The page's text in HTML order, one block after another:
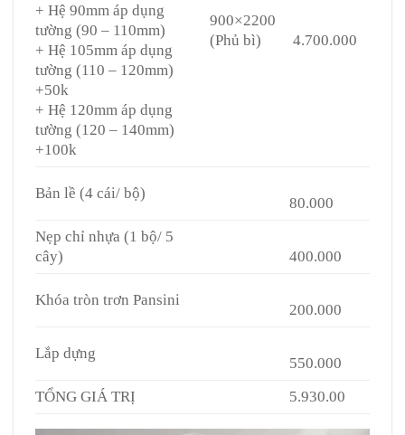
+ Hệ 90mm áp dụng
tường (90 – 110mm)
+ Hệ 105mm áp dụng
tường (110 – 120mm)
+50k
+ Hệ 120mm áp dụng
tường (120 – 140mm)
+100k
900×2200
(Phủ bì)
4.700.000
Bản lề (4 cái/ bộ)
80.000
Nẹp chỉ nhựa (1 bộ/ 5
cây)
400.000
Khóa tròn trơn Pansini
200.000
Lắp dựng
550.000
TỔNG GIÁ TRỊ
5.930.00